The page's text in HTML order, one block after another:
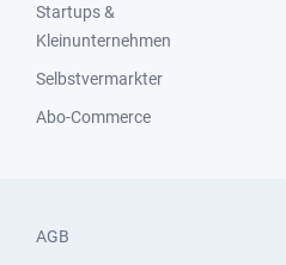
Startups &
Kleinunternehmen
Selbstvermarkter
Abo-Commerce
AGB